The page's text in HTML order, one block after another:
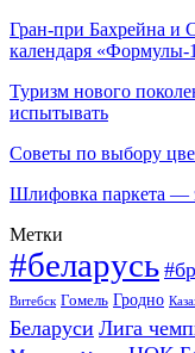
Гран-при Бахрейна и
календаря «Формулы-
Туризм нового
испытывать
Советы по выбору
Шлифовка паркета —
Метки
#беларусь
Витебск Гомель Гродно
Беларуси Лига